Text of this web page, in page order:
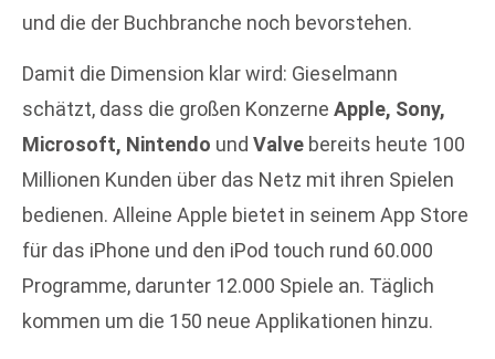
und die der Buchbranche noch bevorstehen.
Damit die Dimension klar wird: Gieselmann
schätzt, dass die großen Konzerne Apple, Sony,
Microsoft, Nintendo und Valve bereits heute 100
Millionen Kunden über das Netz mit ihren Spielen
bedienen. Alleine Apple bietet in seinem App Store
für das iPhone und den iPod touch rund 60.000
Programme, darunter 12.000 Spiele an. Täglich
kommen um die 150 neue Applikationen hinzu.